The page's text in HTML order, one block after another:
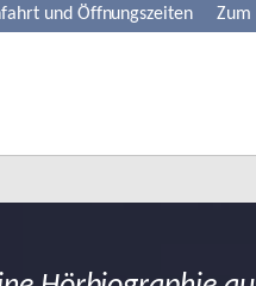
und Öffnungszeiten Zum